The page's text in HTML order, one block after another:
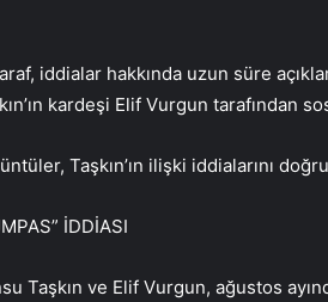
iddialar hakkında uzun süre
kardeşi Elif Vurgun tarafından
Taşkın’ın ilişki iddialarını
İDDİASI
Taşkın ve Elif Vurgun, ağustos